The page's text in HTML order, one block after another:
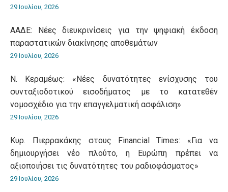
29 Ιουλίου, 2026
ΑΑΔΕ: Νέες διευκρινίσεις για την ψηφιακή έκδοση
παραστατικών διακίνησης αποθεμάτων
29 Ιουλίου, 2026
Ν. Κεραμέως: «Νέες δυνατότητες ενίσχυσης του
συνταξιοδοτικού εισοδήματος με το κατατεθέν
νομοσχέδιο για την επαγγελματική ασφάλιση»
29 Ιουλίου, 2026
Κυρ. Πιερρακάκης στους Financial Times: «Για να
δημιουργήσει νέο πλούτο, η Ευρώπη πρέπει να
αξιοποιήσει τις δυνατότητες του ραδιοφάσματος»
29 Ιουλίου, 2026